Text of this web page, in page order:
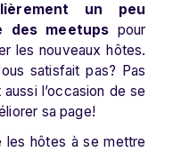
un peu
des meetups pour
les nouveaux hôtes.
satisfait pas? Pas
l’occasion de se
sa page!
les hôtes à se mettre